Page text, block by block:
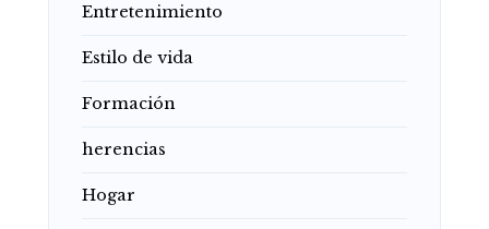
Entretenimiento
Estilo de vida
Formación
herencias
Hogar